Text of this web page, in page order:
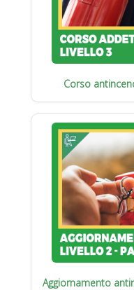
Corso
Aggiornamento